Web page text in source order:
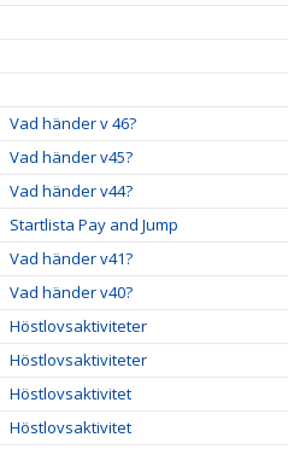
Vad händer v 46?
Vad händer v45?
Vad händer v44?
Startlista Pay and Jump
Vad händer v41?
Vad händer v40?
Höstlovsaktiviteter
Höstlovsaktiviteter
Höstlovsaktivitet
Höstlovsaktivitet